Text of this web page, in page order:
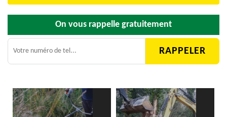
On vous rappelle gratuitement